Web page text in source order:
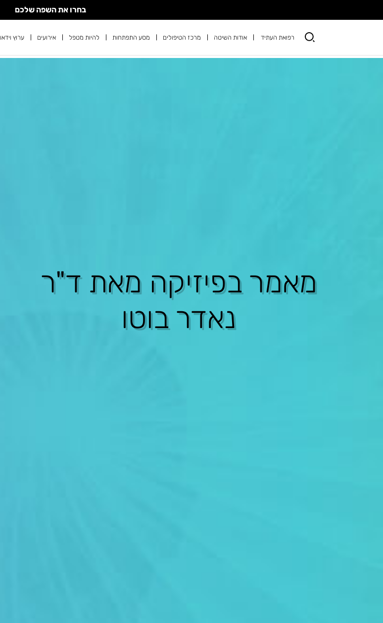
בחרו את השפה שלכם
רפואת העתיד אודות השיטה מרכז הטיפולים מסע התפתחות להיות מטפל אירועים ערוץ וידאו
מאמר בפיזיקה מאת ד"ר
נאדר בוטו